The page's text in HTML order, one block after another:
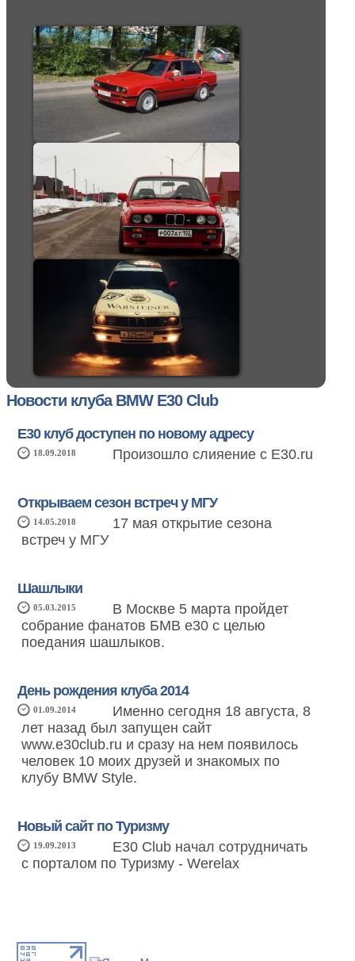
Новости клуба BMW E30 Club
Е30 клуб доступен по новому адресу
18.09.2018 Произошло слияение с E30.ru
Открываем сезон встреч у МГУ
14.05.2018
17 мая открытие сезона
встреч у МГУ
Шашлыки
05.03.2015
В Москве 5 марта пройдет
собрание фанатов БМВ е30 с целью
поедания шашлыков.
День рождения клуба 2014
01.09.2014
Именно сегодня 18 августа, 8
лет назад был запущен сайт
www.e30club.ru и сразу на нем появилось
человек 10 моих друзей и знакомых по
клубу BMW Style.
Новый сайт по Туризму
19.09.2013
E30 Club начал сотрудничать
с порталом по Туризму - Werelax